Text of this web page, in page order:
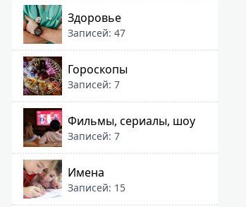
Здоровье
Записей: 47
Гороскопы
Записей: 7
Фильмы, сериалы, шоу
Записей: 7
Имена
Записей: 15